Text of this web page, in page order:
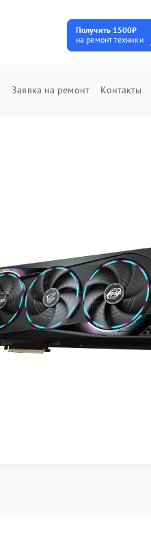
Получить 1500₽
на ремонт техники
Заявка на ремонт Контакты